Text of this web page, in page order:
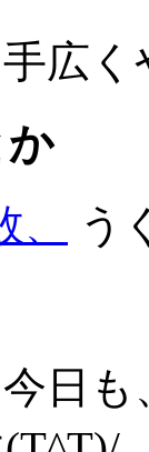
手広
う
日